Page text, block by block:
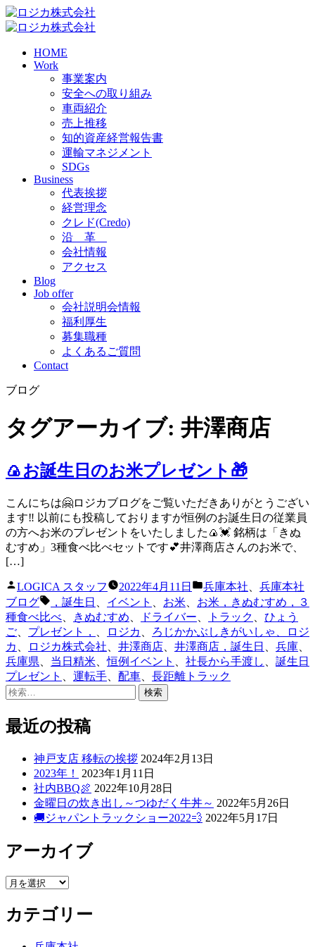
HOME
Work
事業案内
安全への取り組み
車両紹介
売上推移
知的資産経営報告書
運輸マネジメント
SDGs
Business
代表挨拶
経営理念
クレド(Credo)
沿 革
会社情報
アクセス
Blog
Job offer
会社説明会情報
福利厚生
募集職種
よくあるご質問
Contact
ブログ
タグアーカイブ: 井澤商店
🍙お誕生日のお米プレゼント🎁
こんにちは🤗ロジカブログをご覧いただきありがとうござい
ます‼️ 以前にも投稿しておりますが恒例のお誕生日の従業員
の方へお米のプレゼントをいたしました🍙💓 銘柄は「きぬ
むすめ」3種食べ比べセットです💕井澤商店さんのお米で、
[…]
投
稿
者:
LOGICA スタッフ 2022年4月11日
カ
テ
ゴ
リ
ー:
兵庫本社
兵庫本社
ブログ
グ:
，誕生日 イベント お米
お米，きぬむすめ，３
種食べ比べ
きぬむすめ ドライバー トラック
ひょう
ご
プレゼント， ロジカ
ろじかかぶしきがいしゃ、ロジ
カ
ロジカ株式会社 井澤商店 井澤商店，誕生日 兵庫
兵庫県
当日精米 、恒例イベント 社長から手渡し
誕生日
プレゼント
運転手 配車
長距離トラック
検
最近の投稿
神戸支店 移転の挨拶 2024年2月13日
2023年！
2023年1月11日
社内BBQ🍖 2022年10月28日
金曜日の炊き出し～つゆだく牛丼～ 2022年5月26日
🚚ジャパントラックショー2022💨 2022年5月17日
アーカイブ
ア
カ
イ
カテゴリー